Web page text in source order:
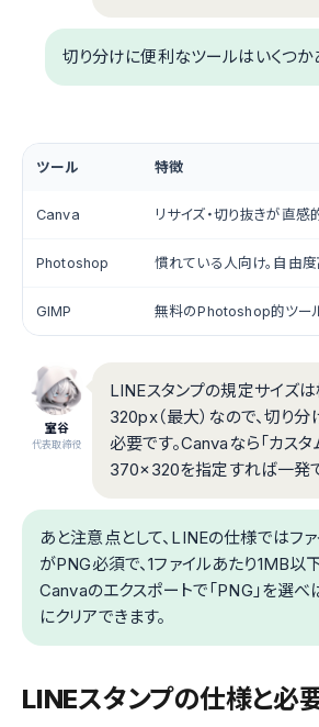
切り分けに便利なツールはいくつか
ツール 特徴
Canva リサイズ・切り抜きが直感
Photoshop 慣れている人向け。自由
GIMP 無料のPhotoshop的ツー
室谷
代表取締役
LINEスタンプの規定サイズ
320px（最大）なので、切り
必要です。Canvaなら「カスタ
370×320を指定すれば一発で
あと注意点として、LINEの仕様ではフ
がPNG必須で、1ファイルあたり1MB以下
Canvaのエクスポートで「PNG」を選
にクリアできます。
LINEスタンプの仕様と必